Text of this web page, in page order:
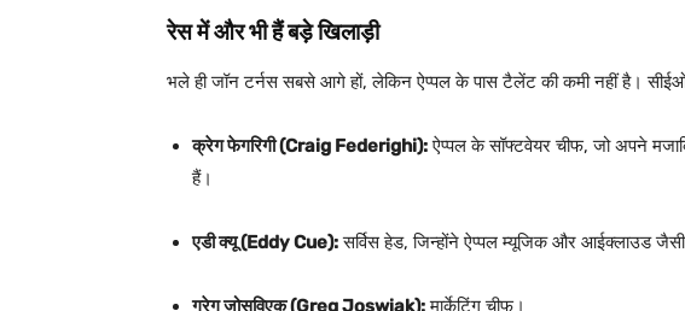
रेस में और भी हैं बड़े खिलाड़ी
भले ही जॉन टर्नस सबसे आगे हों, लेकिन ऐप्पल के पास टैलेंट की कमी नहीं है। सीईओ
क्रेग फेगरिगी (Craig Federighi):ऐप्पल के सॉफ्टवेयर चीफ, जो अपने
हैं।
एडी क्यू (Eddy Cue):सर्विस हेड, जिन्होंने ऐप्पल म्यूजिक और आईक्लाउड
ग्रेग जोसविएक (Greg Joswiak):मार्केटिंग चीफ।